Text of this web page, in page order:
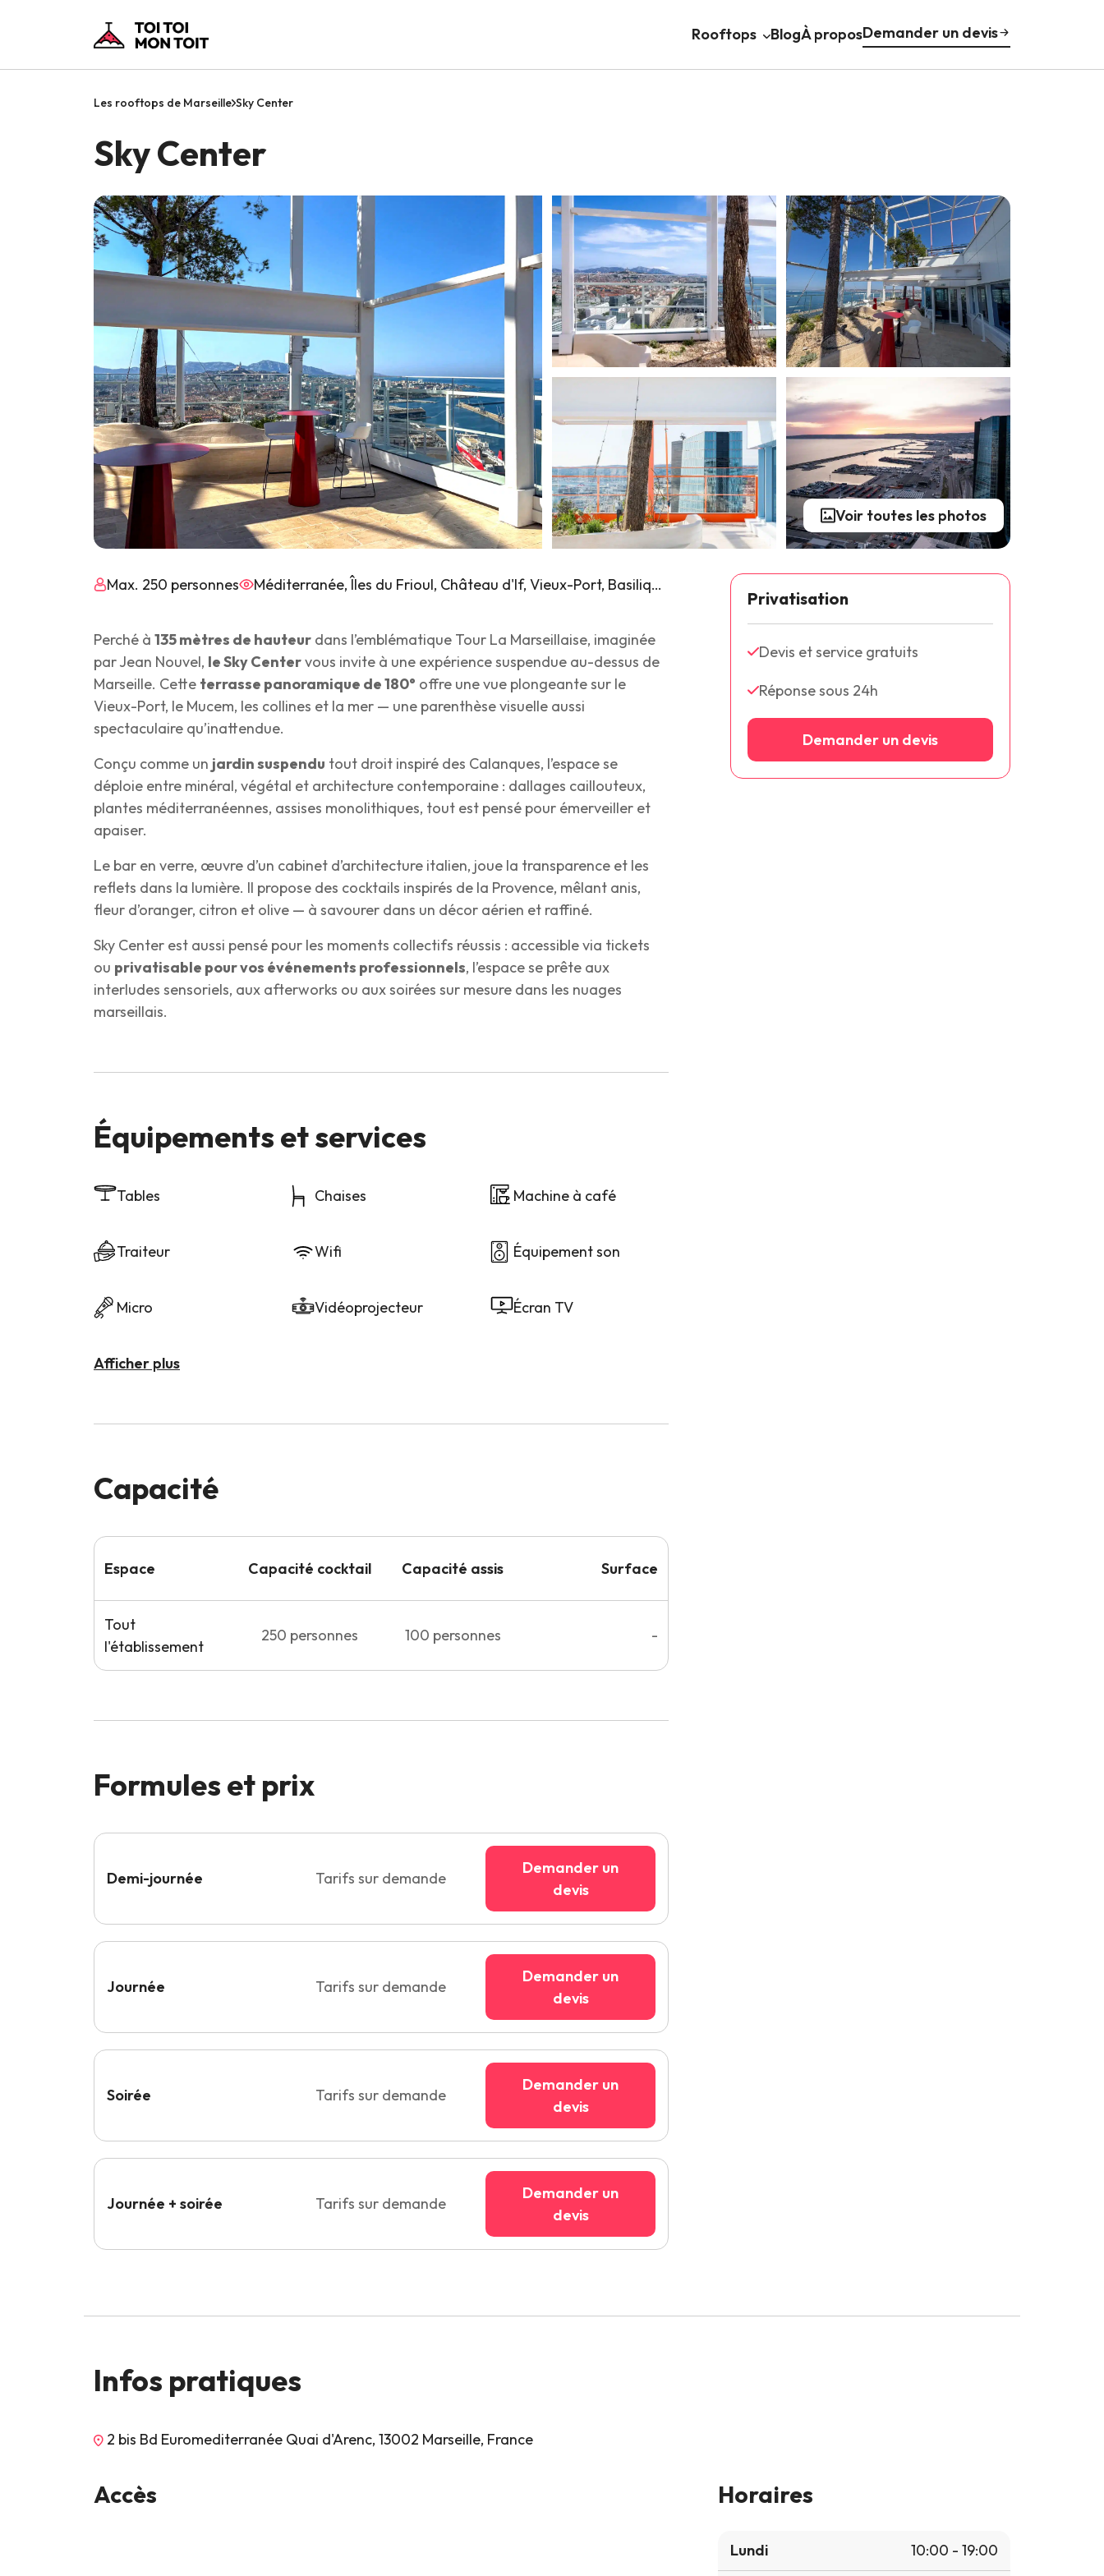
Rooftops BlogÀ proposDemander un devis
Les rooftops de Marseille Sky Center
Sky Center
Voir toutes les photos
Max. 250 personnes Méditerranée, Îles du Frioul, Château d'If, Vieux-Port, Basilique Notre-Dame de la Garde
Perché à 135 mètres de hauteur dans l’emblématique Tour La Marseillaise, imaginée
par Jean Nouvel, le Sky Centervous invite à une expérience suspendue au-dessus de
Marseille. Cette terrasse panoramique de 180° offre une vue plongeante sur le
Vieux-Port, le Mucem, les collines et la mer — une parenthèse visuelle aussi
spectaculaire qu’inattendue.
Conçu comme un jardin suspendu tout droit inspiré des Calanques, l’espace se
déploie entre minéral, végétal et architecture contemporaine : dallages caillouteux,
plantes méditerranéennes, assises monolithiques, tout est pensé pour émerveiller et
apaiser.
Le bar en verre, œuvre d’un cabinet d’architecture italien, joue la transparence et les
reflets dans la lumière. Il propose des cocktails inspirés de la Provence, mêlant anis,
fleur d’oranger, citron et olive — à savourer dans un décor aérien et raffiné.
Sky Center est aussi pensé pour les moments collectifs réussis : accessible via tickets
ou privatisable pour vos événements professionnels, l’espace se prête aux
interludes sensoriels, aux afterworks ou aux soirées sur mesure dans les nuages
marseillais.
Équipements et services
Tables Chaises Machine à café
Traiteur Wifi Équipement son
Micro Vidéoprojecteur Écran TV
Afficher plus
Capacité
Espace Capacité cocktail Capacité assis Surface
Tout
l'établissement
250 personnes 100 personnes -
Formules et prix
Demi-journée Tarifs sur demande
Demander un
devis
Journée Tarifs sur demande
Demander un
devis
Soirée Tarifs sur demande
Demander un
devis
Journée + soirée Tarifs sur demande
Demander un
devis
Privatisation
Devis et service gratuits
Réponse sous 24h
Demander un devis
Infos pratiques
2 bis Bd Euromediterranée Quai d'Arenc, 13002 Marseille, France
Accès Horaires
Lundi 10:00 - 19:00